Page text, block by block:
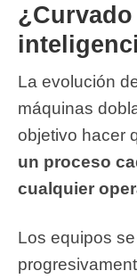
La evolución
máquinas
objetivo hacer
un proceso
cualquier
Los equipos